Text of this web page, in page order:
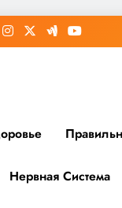
Нервная Система